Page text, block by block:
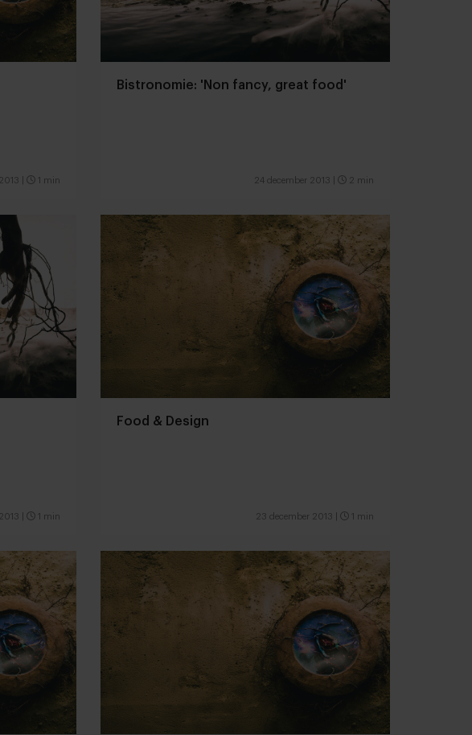
1 min
Bistronomie: 'Non fancy, great food'
24 december 2013 2 min
1 min
Food & Design
23 december 2013 1 min